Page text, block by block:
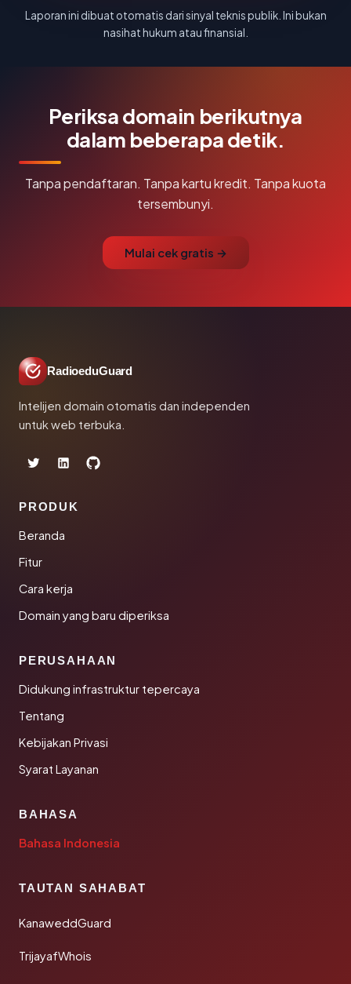
Laporan ini dibuat otomatis dari sinyal teknis publik. Ini bukan
nasihat hukum atau finansial.
Periksa domain berikutnya
dalam beberapa detik.
Tanpa pendaftaran. Tanpa kartu kredit. Tanpa kuota
tersembunyi.
Mulai cek gratis →
RadioeduGuard
Intelijen domain otomatis dan independen
untuk web terbuka.
PRODUK
Beranda
Fitur
Cara kerja
Domain yang baru diperiksa
PERUSAHAAN
Didukung infrastruktur tepercaya
Tentang
Kebijakan Privasi
Syarat Layanan
BAHASA
Bahasa Indonesia
TAUTAN SAHABAT
KanaweddGuard
TrijayafWhois